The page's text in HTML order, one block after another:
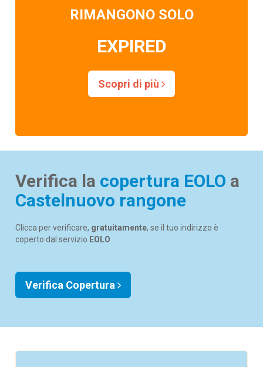
RIMANGONO SOLO
EXPIRED
Scopri di più
Verifica la copertura EOLO a
Castelnuovo rangone
Clicca per verificare, gratuitamente, se il tuo indirizzo è
coperto dal servizio EOLO
Verifica Copertura